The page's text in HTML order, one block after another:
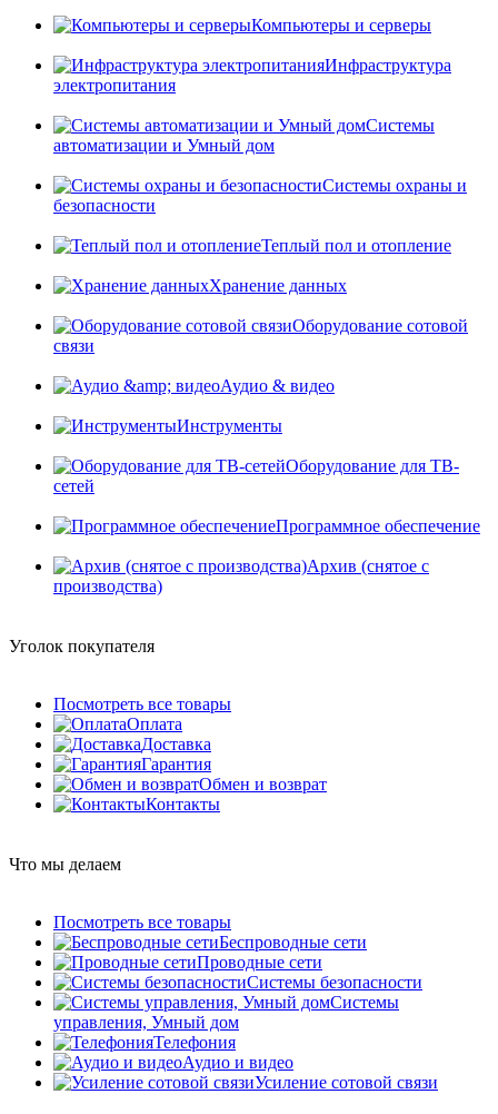
Компьютеры и серверы
Инфраструктура
электропитания
Системы
автоматизации и Умный дом
Системы охраны и
безопасности
Теплый пол и отопление
Хранение данных
Оборудование сотовой
связи
Аудио & видео
Инструменты
Оборудование для ТВ-
сетей
Программное обеспечение
Архив (снятое с
производства)
Уголок покупателя
Посмотреть все товары
Оплата
Доставка
Гарантия
Обмен и возврат
Контакты
Что мы делаем
Посмотреть все товары
Беспроводные сети
Проводные сети
Системы безопасности
Системы
управления, Умный дом
Телефония
Аудио и видео
Усиление сотовой связи